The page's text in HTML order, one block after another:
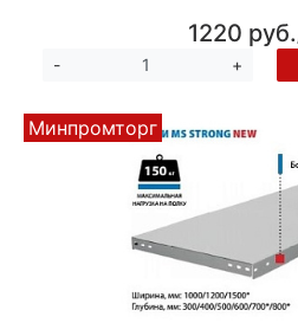
1220 руб.
- +
Минпромторг